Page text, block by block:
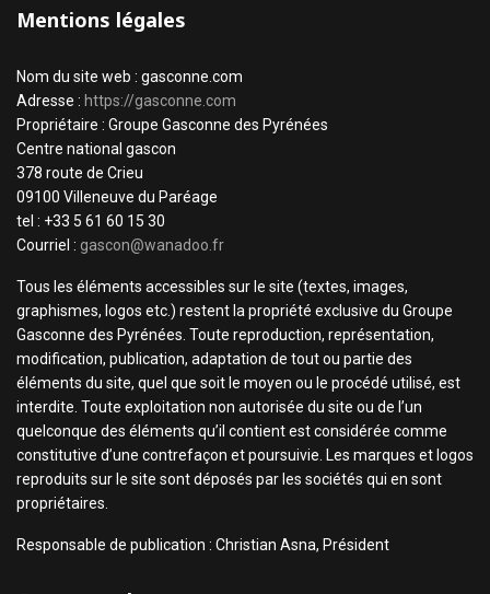
Mentions légales
Nom du site web : gasconne.com
Adresse : https://gasconne.com
Propriétaire : Groupe Gasconne des Pyrénées
Centre national gascon
378 route de Crieu
09100 Villeneuve du Paréage
tel : +33 5 61 60 15 30
Courriel : gascon@wanadoo.fr
Tous les éléments accessibles sur le site (textes, images,
graphismes, logos etc.) restent la propriété exclusive du Groupe
Gasconne des Pyrénées. Toute reproduction, représentation,
modification, publication, adaptation de tout ou partie des
éléments du site, quel que soit le moyen ou le procédé utilisé, est
interdite. Toute exploitation non autorisée du site ou de l’un
quelconque des éléments qu’il contient est considérée comme
constitutive d’une contrefaçon et poursuivie. Les marques et logos
reproduits sur le site sont déposés par les sociétés qui en sont
propriétaires.
Responsable de publication : Christian Asna, Président